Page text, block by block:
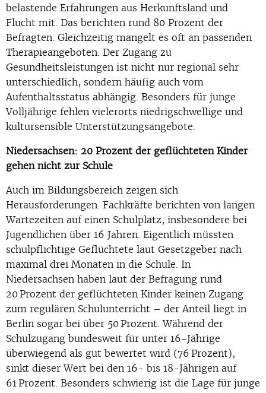
belastende Erfahrungen aus Herkunftsland und
Flucht mit. Das berichten rund 80 Prozent der
Befragten. Gleichzeitig mangelt es oft an passenden
Therapieangeboten. Der Zugang zu
Gesundheitsleistungen ist nicht nur regional sehr
unterschiedlich, sondern häufig auch vom
Aufenthaltsstatus abhängig. Besonders für junge
Volljährige fehlen vielerorts niedrigschwellige und
kultursensible Unterstützungsangebote.
Niedersachsen: 20 Prozent der geflüchteten Kinder
gehen nicht zur Schule
Auch im Bildungsbereich zeigen sich
Herausforderungen. Fachkräfte berichten von langen
Wartezeiten auf einen Schulplatz, insbesondere bei
Jugendlichen über 16 Jahren. Eigentlich müssten
schulpflichtige Geflüchtete laut Gesetzgeber nach
maximal drei Monaten in die Schule. In
Niedersachsen haben laut der Befragung rund
20 Prozent der geflüchteten Kinder keinen Zugang
zum regulären Schulunterricht – der Anteil liegt in
Berlin sogar bei über 50 Prozent. Während der
Schulzugang bundesweit für unter 16-Jährige
überwiegend als gut bewertet wird (76 Prozent),
sinkt dieser Wert bei den 16- bis 18-Jährigen auf
61 Prozent. Besonders schwierig ist die Lage für junge